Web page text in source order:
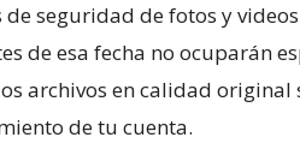
de seguridad de fotos y
de esa fecha no ocuparán
archivos en calidad
de tu cuenta.